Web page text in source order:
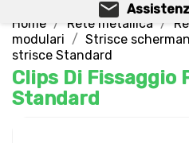
Home
Rete metallica
modulari
Strisce
strisce Standard
Clips Di Fissaggio
Standard